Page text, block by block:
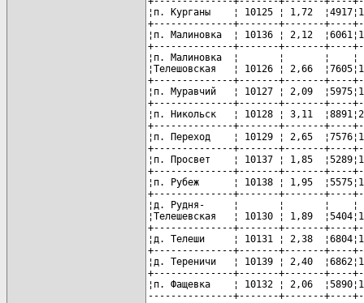
¦п. Курганы    ¦ 10125 ¦ 1,72
+--------------+-------+-------+----
¦п. Малиновка  ¦ 10136 ¦ 2,12
+--------------+-------+-------+----
¦п. Малиновка  ¦       ¦
¦Телешовская   ¦ 10126 ¦ 2,66
+--------------+-------+-------+----
¦п. Муравчий   ¦ 10127 ¦ 2,09
+--------------+-------+-------+----
¦п. Никольск   ¦ 10128 ¦ 3,11
+--------------+-------+-------+----
¦п. Переход    ¦ 10129 ¦ 2,65
+--------------+-------+-------+----
¦п. Просвет    ¦ 10137 ¦ 1,85
+--------------+-------+-------+----
¦п. Рубеж      ¦ 10138 ¦ 1,95
+--------------+-------+-------+----
¦д. Рудня-     ¦       ¦       ¦
¦Телешевская   ¦ 10130 ¦ 1,89
+--------------+-------+-------+----
¦д. Телеши     ¦ 10131 ¦ 2,38
+--------------+-------+-------+----
¦д. Тереничи   ¦ 10139 ¦ 2,40
+--------------+-------+-------+----
¦п. Фащевка    ¦ 10132 ¦ 2,06
---------------+-------+-------+----